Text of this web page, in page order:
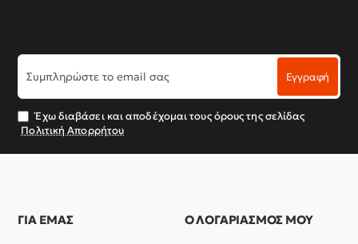
Συμπληρώστε
το
email
σας
Εγγραφή
Έχω διαβάσει και αποδέχομαι τους όρους της σελίδας
Πολιτική Απορρήτου
ΓΙΑ ΕΜΑΣ Ο ΛΟΓΑΡΙΑΣΜΟΣ ΜΟΥ